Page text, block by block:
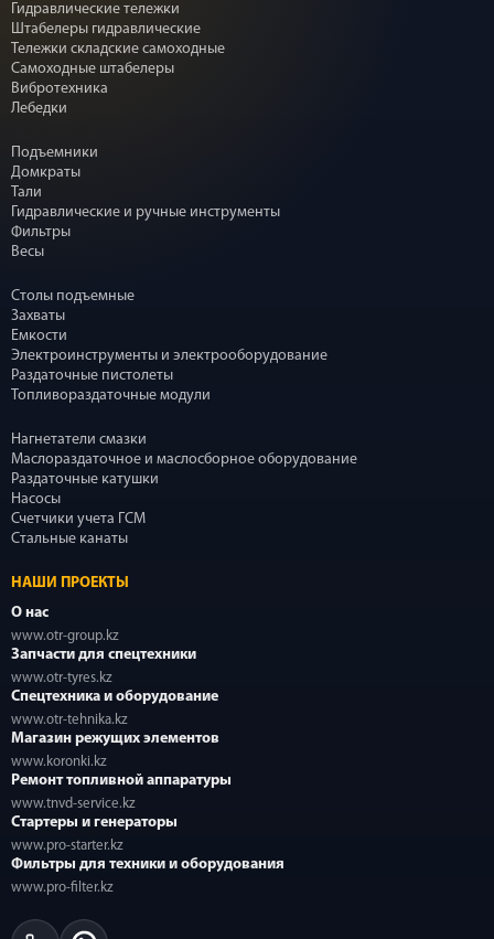
Гидравлические тележки
Штабелеры гидравлические
Тележки складские самоходные
Самоходные штабелеры
Вибротехника
Лебедки
Подъемники
Домкраты
Тали
Гидравлические и ручные инструменты
Фильтры
Весы
Столы подъемные
Захваты
Емкости
Электроинструменты и электрооборудование
Раздаточные пистолеты
Топливораздаточные модули
Нагнетатели смазки
Маслораздаточное и маслосборное оборудование
Раздаточные катушки
Насосы
Счетчики учета ГСМ
Стальные канаты
НАШИ ПРОЕКТЫ
О нас
www.otr-group.kz
Запчасти для спецтехники
www.otr-tyres.kz
Спецтехника и оборудование
www.otr-tehnika.kz
Магазин режущих элементов
www.koronki.kz
Ремонт топливной аппаратуры
www.tnvd-service.kz
Стартеры и генераторы
www.pro-starter.kz
Фильтры для техники и оборудования
www.pro-filter.kz